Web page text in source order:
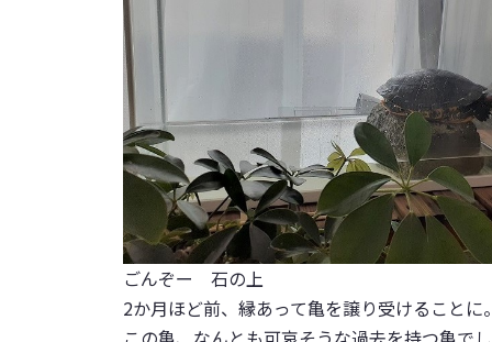
ごんぞー 石の上
2か月ほど前、縁あって亀を譲り受けることに